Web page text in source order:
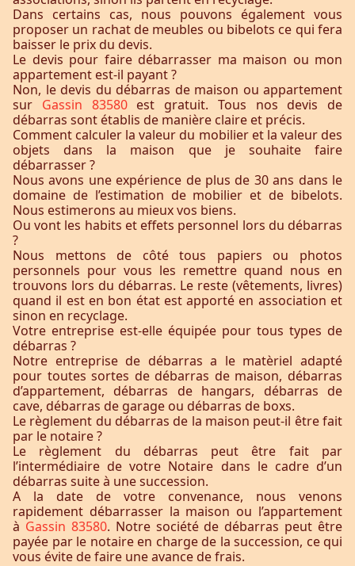
Dans certains cas, nous pouvons également vous
proposer un rachat de meubles ou bibelots ce qui fera
baisser le prix du devis.
Le devis pour faire débarrasser ma maison ou mon
appartement est-il payant ?
Non, le devis du débarras de maison ou appartement
sur Gassin 83580 est gratuit. Tous nos devis de
débarras sont établis de manière claire et précis.
Comment calculer la valeur du mobilier et la valeur des
objets dans la maison que je souhaite faire
débarrasser ?
Nous avons une expérience de plus de 30 ans dans le
domaine de l’estimation de mobilier et de bibelots.
Nous estimerons au mieux vos biens.
Ou vont les habits et effets personnel lors du débarras
?
Nous mettons de côté tous papiers ou photos
personnels pour vous les remettre quand nous en
trouvons lors du débarras. Le reste (vêtements, livres)
quand il est en bon état est apporté en association et
sinon en recyclage.
Votre entreprise est-elle équipée pour tous types de
débarras ?
Notre entreprise de débarras a le matèriel adapté
pour toutes sortes de débarras de maison, débarras
d’appartement, débarras de hangars, débarras de
cave, débarras de garage ou débarras de boxs.
Le règlement du débarras de la maison peut-il être fait
par le notaire ?
Le règlement du débarras peut être fait par
l’intermédiaire de votre Notaire dans le cadre d’un
débarras suite à une succession.
A la date de votre convenance, nous venons
rapidement débarrasser la maison ou l’appartement
à Gassin 83580. Notre société de débarras peut être
payée par le notaire en charge de la succession, ce qui
vous évite de faire une avance de frais.